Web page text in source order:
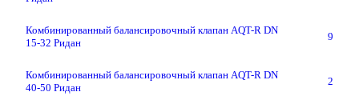
Комбинированный балансировочный клапан AQT-R DN
15-32 Ридан
9
Комбинированный балансировочный клапан AQT-R DN
40-50 Ридан
2